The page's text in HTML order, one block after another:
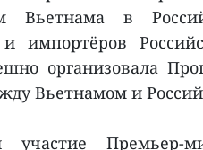
Вьетнама в
и импортёров
организовала
Вьетнамом и
Премьер-